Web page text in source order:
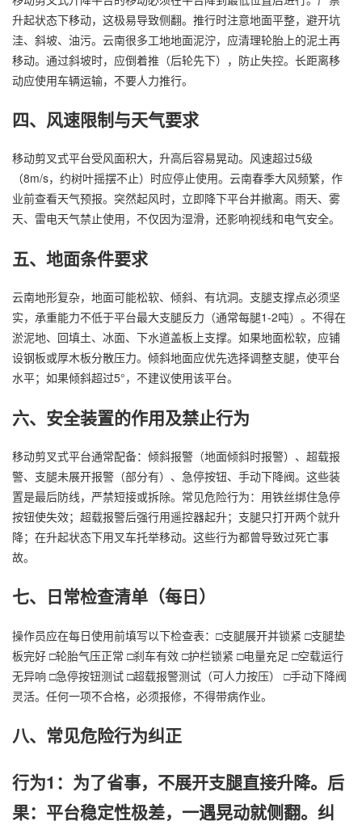
升起状态下移动，这极易导致侧翻。推行时注意地面平整，避开坑
洼、斜坡、油污。云南很多工地地面泥泞，应清理轮胎上的泥土再
移动。通过斜坡时，应倒着推（后轮先下），防止失控。长距离移
动应使用车辆运输，不要人力推行。
四、风速限制与天气要求
移动剪叉式平台受风面积大，升高后容易晃动。风速超过5级
（8m/s，约树叶摇摆不止）时应停止使用。云南春季大风频繁，作
业前查看天气预报。突然起风时，立即降下平台并撤离。雨天、雾
天、雷电天气禁止使用，不仅因为湿滑，还影响视线和电气安全。
五、地面条件要求
云南地形复杂，地面可能松软、倾斜、有坑洞。支腿支撑点必须坚
实，承重能力不低于平台最大支腿反力（通常每腿1-2吨）。不得在
淤泥地、回填土、冰面、下水道盖板上支撑。如果地面松软，应铺
设钢板或厚木板分散压力。倾斜地面应优先选择调整支腿，使平台
水平；如果倾斜超过5°，不建议使用该平台。
六、安全装置的作用及禁止行为
移动剪叉式平台通常配备：倾斜报警（地面倾斜时报警）、超载报
警、支腿未展开报警（部分有）、急停按钮、手动下降阀。这些装
置是最后防线，严禁短接或拆除。常见危险行为：用铁丝绑住急停
按钮使失效；超载报警后强行用遥控器起升；支腿只打开两个就升
降；在升起状态下用叉车托举移动。这些行为都曾导致过死亡事
故。
七、日常检查清单（每日）
操作员应在每日使用前填写以下检查表：□支腿展开并锁紧 □支腿垫
板完好 □轮胎气压正常 □刹车有效 □护栏锁紧 □电量充足 □空载运行
无异响 □急停按钮测试 □超载报警测试（可人力按压） □手动下降阀
灵活。任何一项不合格，必须报修，不得带病作业。
八、常见危险行为纠正
行为1：为了省事，不展开支腿直接升降。后
果：平台稳定性极差，一遇晃动就侧翻。纠